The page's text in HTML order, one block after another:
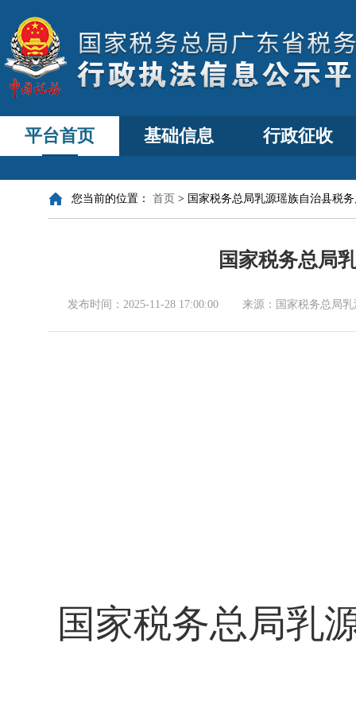
平台首页 基础信息 行政征收
您当前的位置： 首页 > 国家税务总局乳源瑶族自治县税
国家税务总局
发布时间： 2025-11-28 17:00:00 来源： 国家税务总局
国家税务总局乳